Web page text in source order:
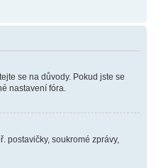
se na důvody. Pokud jste se
nastavení fóra.
postavičky, soukromé zprávy,